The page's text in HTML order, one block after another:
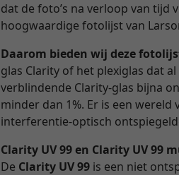
dat de foto’s na verloop van
hoogwaardige fotolijst van
Daarom bieden wij deze
glas Clarity of het plexiglas dat
verblindende Clarity-glas bijna
minder dan 1%. Er is een
interferentie-optisch
Clarity UV 99 en Clarity UV 99
De Clarity UV 99 is een niet